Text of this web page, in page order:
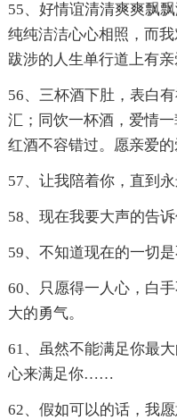
55、好情谊清清爽爽飘
纯纯洁洁心心相照，而
跋涉的人生单行道上有
56、三杯酒下肚，表白
汇；同饮一杯酒，爱情
红酒不容错过。愿亲爱
57、让我陪着你，直到永
58、现在我要大声的告诉
59、不知道现在的一切
60、只愿得一人心，白
大的勇气。
61、虽然不能满足你最
心来满足你……
62、假如可以的话，我